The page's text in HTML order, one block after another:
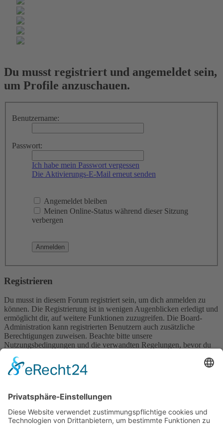
Du musst registriert und angemeldet sein,
um Profile anzuschauen.
Benutzername:
Passwort:
Ich habe mein Passwort vergessen
Die Aktivierungs-E-Mail erneut senden
Angemeldet bleiben
Meinen Online-Status während dieser Sitzung
verbergen
Registrieren
Du musst in diesem Forum registriert sein, um dich anmelden zu
können. Die Registrierung ist in wenigen Augenblicken erledigt und
ermöglicht dir, auf weitere Funktionen zuzugreifen. Die Board-
Administration kann registrierten Benutzern auch zusätzliche
Berechtigungen zuweisen. Beachte bitte unsere
Nutzungsbedingungen und die verwandten Regelungen, bevor du
wenn du dich in diesem Board bewegst.